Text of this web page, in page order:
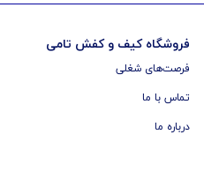
فروشگاه کیف و کفش تامی
فرصت‌های شغلی
تماس با ما
درباره ما